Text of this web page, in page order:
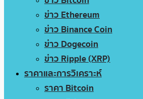
ข่าว Ethereum
ข่าว Binance Coin
ข่าว Dogecoin
ข่าว Ripple (XRP)
ราคาและการวิเคราะห์
ราคา Bitcoin